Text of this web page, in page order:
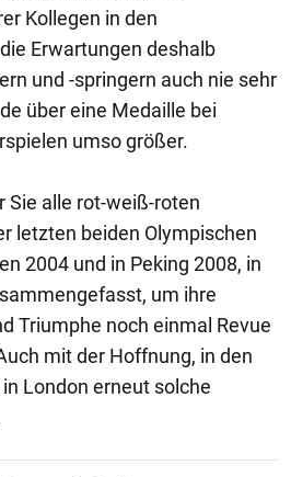
Kollegen in den
Erwartungen deshalb
und -springern auch nie sehr
über eine Medaille bei
umso größer.
Sie alle rot-weiß-roten
letzten beiden Olympischen
2004 und in Peking 2008, in
um ihre
Triumphe noch einmal Revue
mit der Hoffnung, in den
London erneut solche